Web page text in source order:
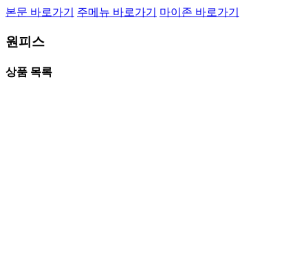
본문 바로가기 주메뉴 바로가기 마이존 바로가기
원피스
상품 목록